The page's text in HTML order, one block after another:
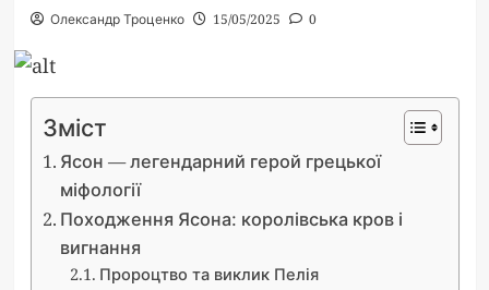
Олександр Троценко 15/05/2025 0
Зміст
Ясон — легендарний герой грецької
міфології
Походження Ясона: королівська кров і
вигнання
Пророцтво та виклик Пелія